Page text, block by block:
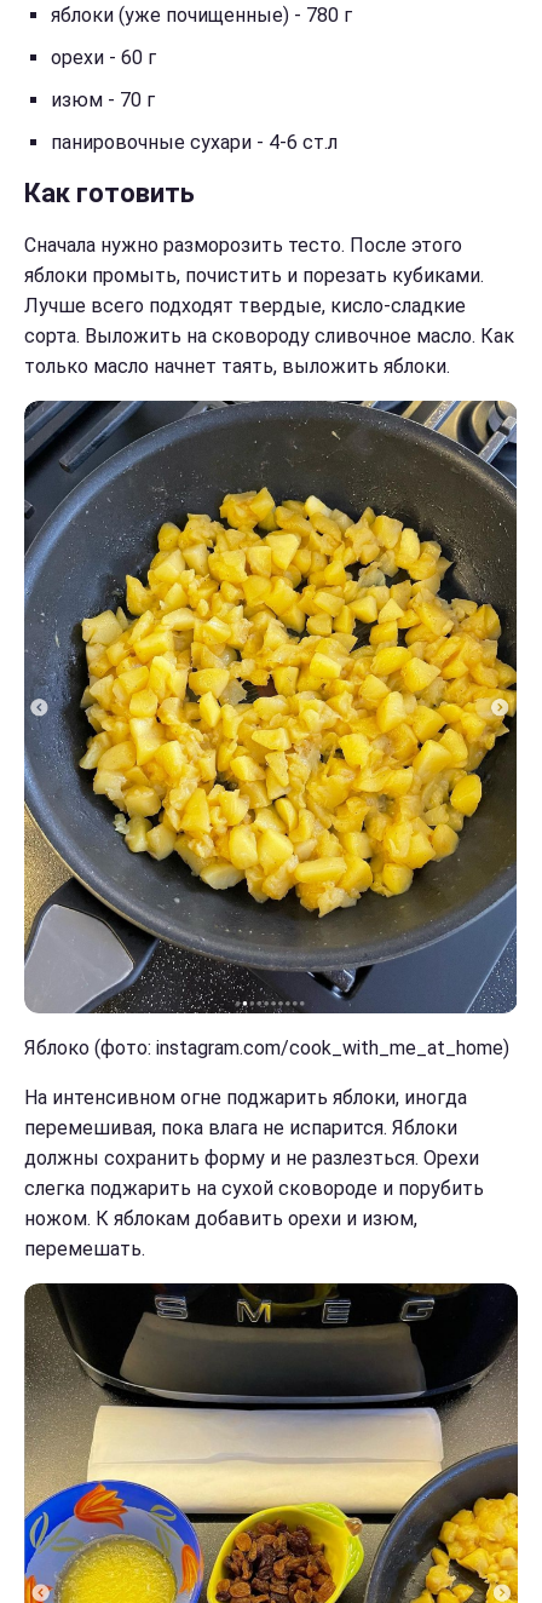
яблоки (уже почищенные) - 780 г
орехи - 60 г
изюм - 70 г
панировочные сухари - 4-6 ст.л
Как готовить
Сначала нужно разморозить тесто. После этого
яблоки промыть, почистить и порезать кубиками.
Лучше всего подходят твердые, кисло-сладкие
сорта. Выложить на сковороду сливочное масло. Как
только масло начнет таять, выложить яблоки.
Яблоко (фото: instagram.com/cook_with_me_at_home)
На интенсивном огне поджарить яблоки, иногда
перемешивая, пока влага не испарится. Яблоки
должны сохранить форму и не разлезться. Орехи
слегка поджарить на сухой сковороде и порубить
ножом. К яблокам добавить орехи и изюм,
перемешать.